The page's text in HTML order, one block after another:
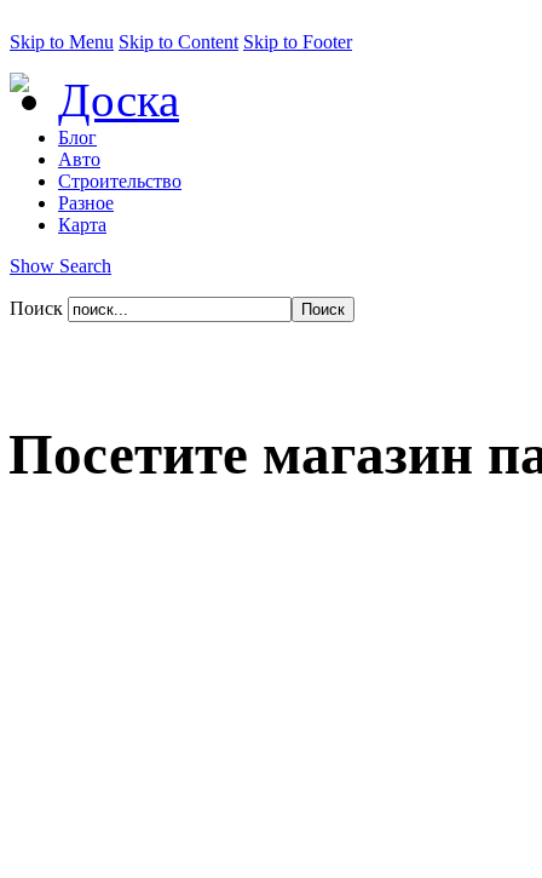
Skip to Menu Skip to Content Skip to Footer
Доска
Блог
Авто
Строительство
Разное
Карта
Show Search
Поиск
Посетите магазин